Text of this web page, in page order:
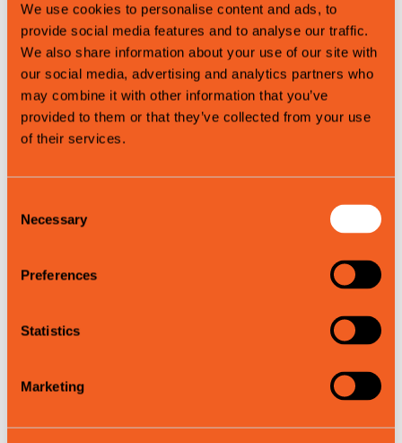
We use cookies to personalise content and ads, to
provide social media features and to analyse our traffic.
We also share information about your use of our site with
our social media, advertising and analytics partners who
may combine it with other information that you’ve
provided to them or that they’ve collected from your use
of their services.
Selection
Necessary
Preferences
Statistics
Marketing
Nettsted
Bestill her
Produktegenskaper
Sommer